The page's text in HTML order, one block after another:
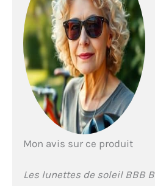
permet
se
sans
offre la
sur le
cadre
soleil
cyclisme
verres
Mon avis sur ce produit
Les lunettes de soleil BBB